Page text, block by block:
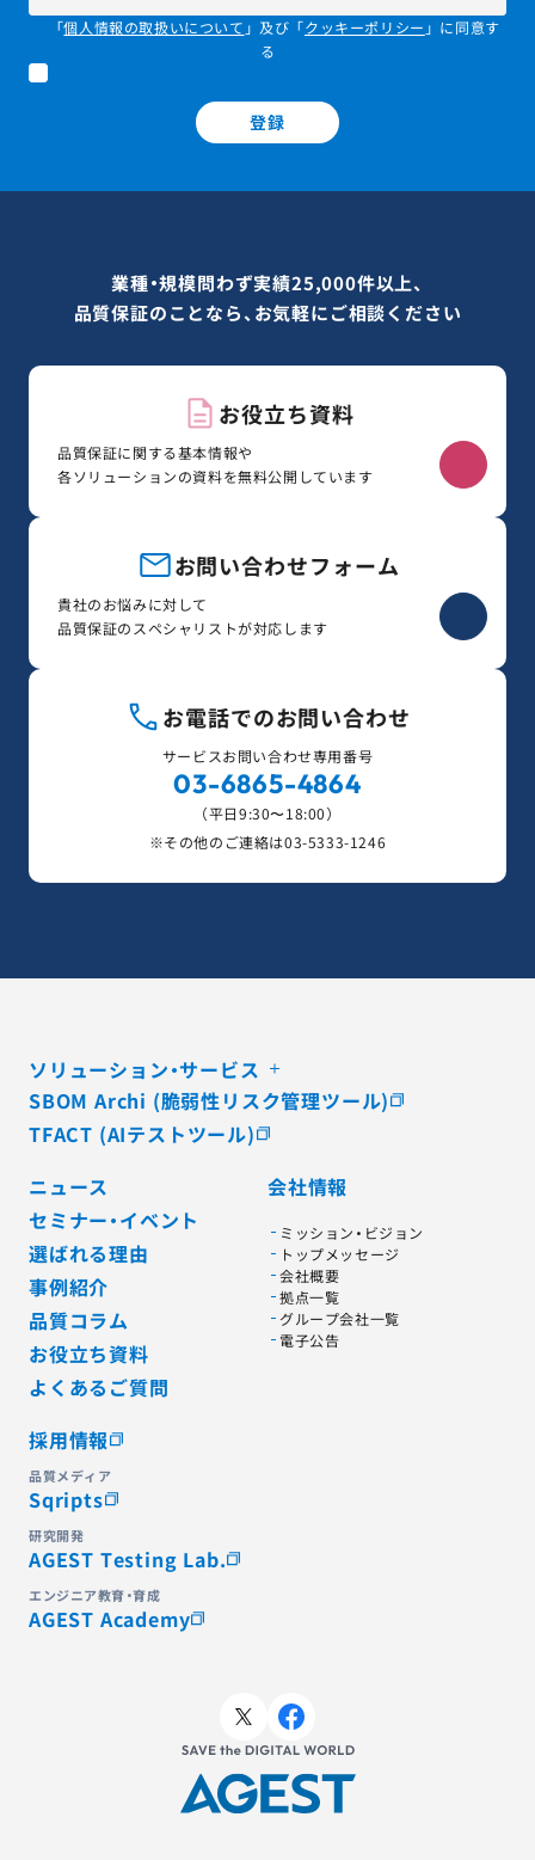
「個人情報の取扱いについて 」及び「クッキーポリシー 」に同意す
る
登録
業種・規模問わず実績25,000件以上、
品質保証のことなら、お気軽にご相談ください
お役立ち資料
品質保証に関する基本情報や
各ソリューションの資料を無料公開しています
お問い合わせフォーム
貴社のお悩みに対して
品質保証のスペシャリストが対応します
お電話でのお問い合わせ
サービスお問い合わせ専用番号
03-6865-4864
（平日9:30〜18:00）
※その他のご連絡は03-5333-1246
ソリューション・サービス
SBOM Archi (脆弱性リスク管理ツール)
TFACT (AIテストツール)
ニュース
セミナー・イベント
選ばれる理由
事例紹介
品質コラム
お役立ち資料
よくあるご質問
会社情報
ミッション・ビジョン
トップメッセージ
会社概要
拠点一覧
グループ会社一覧
電子公告
採用情報
品質メディア
Sqripts
研究開発
AGEST Testing Lab.
エンジニア教育・育成
AGEST Academy